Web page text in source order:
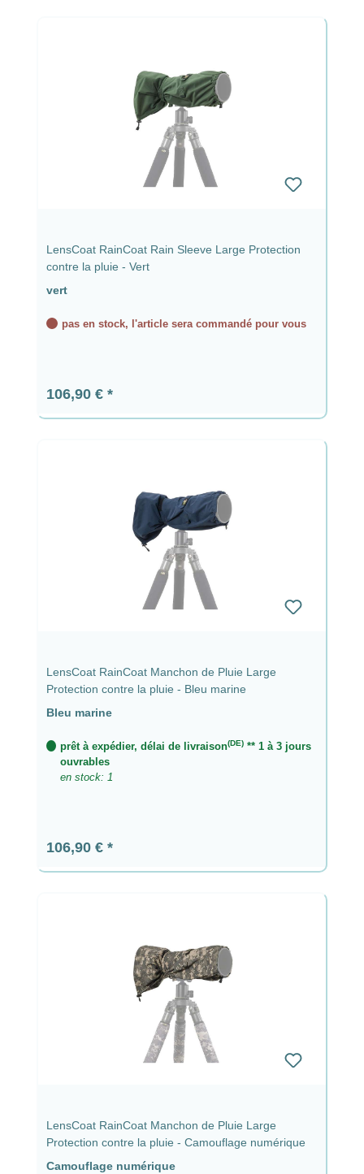
LensCoat RainCoat Rain Sleeve Large Protection
contre la pluie - Vert
vert
pas en stock, l'article sera commandé pour vous
Prix régulier :
106,90 €
LensCoat RainCoat Manchon de Pluie Large
Protection contre la pluie - Bleu marine
Bleu marine
prêt à expédier, délai de livraison(DE)** 1 à 3 jours
ouvrables
en stock: 1
Prix régulier :
106,90 €
LensCoat RainCoat Manchon de Pluie Large
Protection contre la pluie - Camouflage numérique
Camouflage numérique